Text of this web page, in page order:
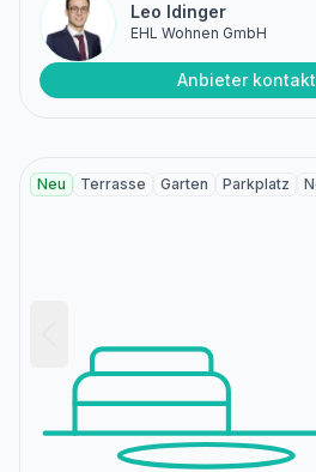
Leo Idinger
EHL Wohnen GmbH
Anbieter
Neu Terrasse Garten Parkplatz